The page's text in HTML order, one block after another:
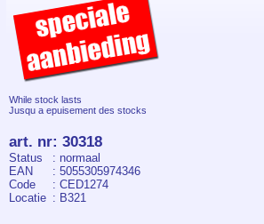
While stock lasts
Jusqu a epuisement des stocks
art. nr: 30318
Status
: normaal
EAN
: 5055305974346
Code
: CED1274
Locatie : B321